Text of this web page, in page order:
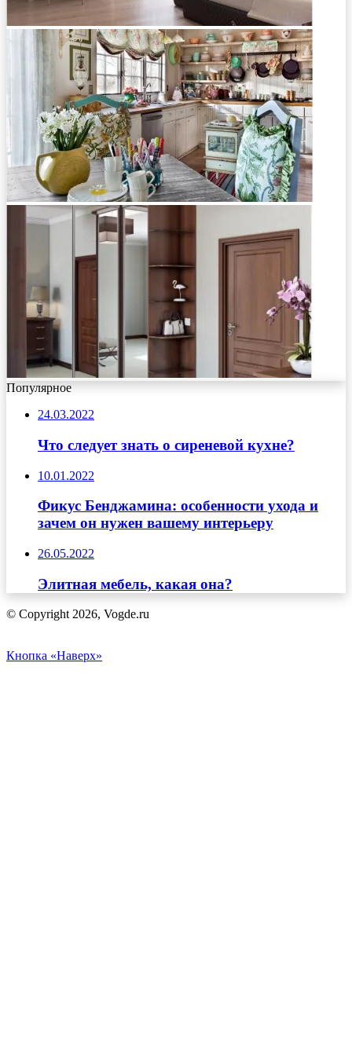
Популярное
24.03.2022
Что следует знать о сиреневой кухне?
10.01.2022
Фикус Бенджамина: особенности ухода и
зачем он нужен вашему интерьеру
26.05.2022
Элитная мебель, какая она?
© Copyright 2026, Vogde.ru
Кнопка «Наверх»